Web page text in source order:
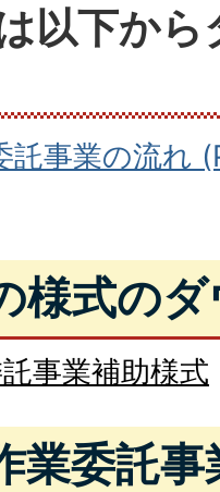
以下か
託事業の流れ
様式の
事業補助様式
業委託